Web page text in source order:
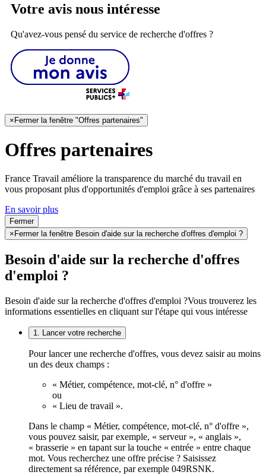
Votre avis nous intéresse
Qu'avez-vous pensé du service de recherche d'offres ?
×Fermer la fenêtre "Offres partenaires"
Offres partenaires
France Travail améliore la transparence du marché du travail en
vous proposant plus d'opportunités d'emploi grâce à ses partenaires
En savoir plus
Fermer
× Fermer la fenêtre Besoin d'aide sur la recherche d'offres d'emploi ?
Besoin d'aide sur la recherche d'offres
d'emploi ?
Besoin d'aide sur la recherche d'offres d'emploi ?Vous trouverez les
informations essentielles en cliquant sur l'étape qui vous intéresse
1. Lancer votre recherche
Pour lancer une recherche d'offres, vous devez saisir au moins
un des deux champs :
« Métier, compétence, mot-clé, n° d'offre »
ou
« Lieu de travail ».
Dans le champ « Métier, compétence, mot-clé, n° d'offre »,
vous pouvez saisir, par exemple, « serveur », « anglais »,
« brasserie » en tapant sur la touche « entrée » entre chaque
mot. Vous recherchez une offre précise ? Saisissez
directement sa référence, par exemple 049RSNK.